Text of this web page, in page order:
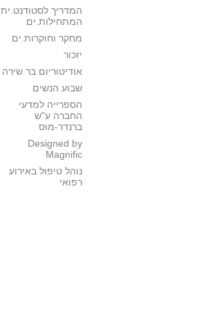
המדריך לסטודנט.ית
המתחילות.ים
מחקר וחוקרות.ים
יזכור
אודיטוריום בר שירה
שבוע הנשים
הספרייה למדעי
החברה ע"ש
ברנדר-מוס
Designed by
Magnific
נוהל טיפול באירוע
רפואי